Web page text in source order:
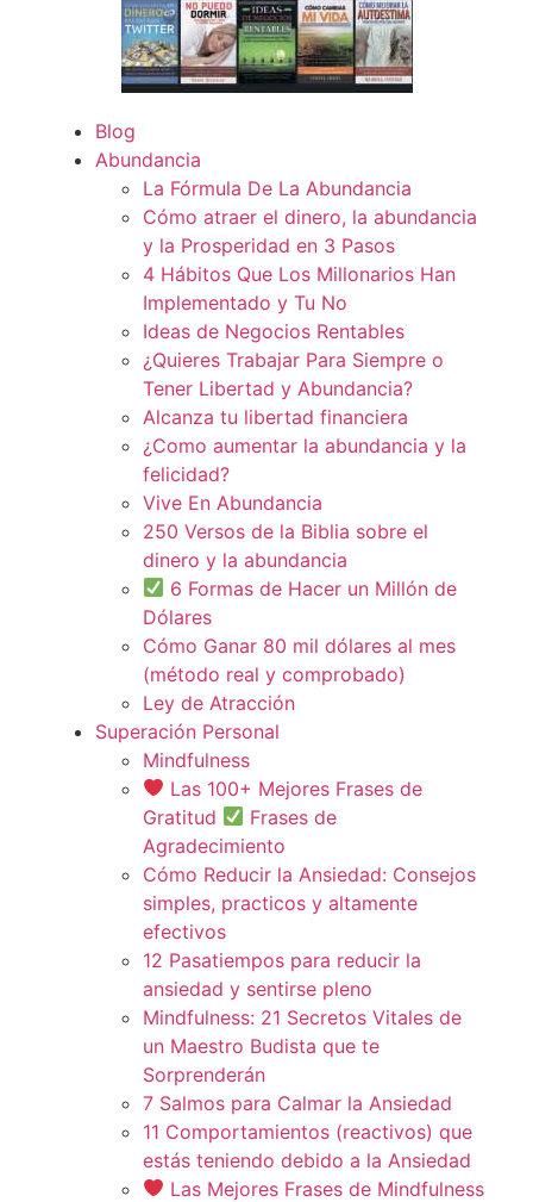
Blog
Abundancia
La Fórmula De La Abundancia
Cómo atraer el dinero, la abundancia
y la Prosperidad en 3 Pasos
4 Hábitos Que Los Millonarios Han
Implementado y Tu No
Ideas de Negocios Rentables
¿Quieres Trabajar Para Siempre o
Tener Libertad y Abundancia?
Alcanza tu libertad financiera
¿Como aumentar la abundancia y la
felicidad?
Vive En Abundancia
250 Versos de la Biblia sobre el
dinero y la abundancia
6 Formas de Hacer un Millón de
Dólares
Cómo Ganar 80 mil dólares al mes
(método real y comprobado)
Ley de Atracción
Superación Personal
Mindfulness
Las 100+ Mejores Frases de
Gratitud
Frases de
Agradecimiento
Cómo Reducir la Ansiedad: Consejos
simples, practicos y altamente
efectivos
12 Pasatiempos para reducir la
ansiedad y sentirse pleno
Mindfulness: 21 Secretos Vitales de
un Maestro Budista que te
Sorprenderán
7 Salmos para Calmar la Ansiedad
11 Comportamientos (reactivos) que
estás teniendo debido a la Ansiedad
Las Mejores Frases de Mindfulness